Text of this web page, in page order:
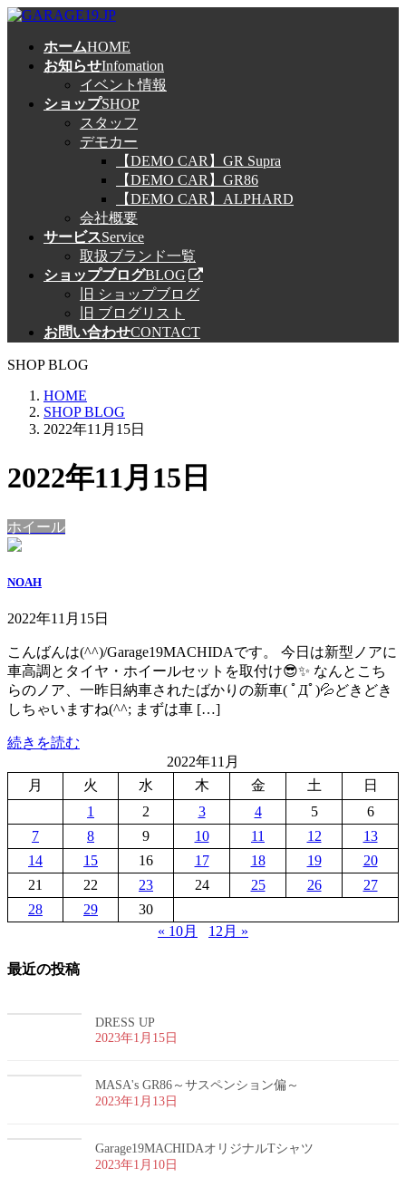
コ
ナ
ホームHOME
お知らせInfomation
イベント情報
ショップSHOP
スタッフ
デモカー
【DEMO CAR】GR Supra
【DEMO CAR】GR86
【DEMO CAR】ALPHARD
会社概要
サービスService
取扱ブランド一覧
ショップブログBLOG
旧 ショップブログ
旧 ブログリスト
お問い合わせCONTACT
SHOP BLOG
HOME
SHOP BLOG
2022年11月15日
2022年11月15日
ホイール
NOAH
2022年11月15日
こんばんは(^^)/Garage19MACHIDAです。 今日は新型ノアに
車高調とタイヤ・ホイールセットを取付け😎✨ なんとこち
らのノア、一昨日納車されたばかりの新車( ﾟДﾟ)💦どきどき
しちゃいますね(^^; まずは車 […]
続きを読む
2022年11月
月
火 水 木 金 土
日
1
2 3 4 5
6
7
8 9 10 11 12
13
14
15 16 17 18 19
20
21
22 23 24 25 26
27
28
29
30
« 10月
12月 »
最近の投稿
DRESS UP
2023年1月15日
MASA's GR86～サスペンション偏～
2023年1月13日
Garage19MACHIDAオリジナルTシャツ
2023年1月10日